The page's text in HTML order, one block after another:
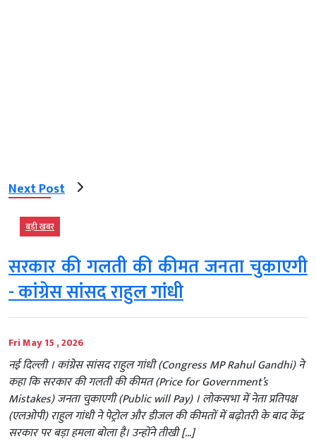
Next Post
बड़ी खबर
सरकार की गलती की कीमत जनता चुकाएगी
- कांग्रेस सांसद राहुल गांधी
Fri May 15 , 2026
नई दिल्ली । कांग्रेस सांसद राहुल गांधी (Congress MP Rahul Gandhi) ने
कहा कि सरकार की गलती की कीमत (Price for Government’s
Mistakes) जनता चुकाएगी (Public will Pay) । लोकसभा में नेता प्रतिपक्ष
(एलओपी) राहुल गांधी ने पेट्रोल और डीजल की कीमतों में बढ़ोतरी के बाद केंद्र
सरकार पर बड़ा हमला बोला है। उन्होंने तीखी […]